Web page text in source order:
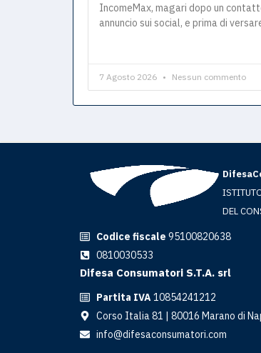
IncomeMax, magari dopo un
annuncio sui social, e prima di
7 Agosto 2026 Nessun commento
DEL
Codice fiscale 95100820638
0810030533
Difesa Consumatori S.T.A. srl
Partita IVA10854241212
Corso Italia 81 | 80016 Marano di
info@difesaconsumatori.com